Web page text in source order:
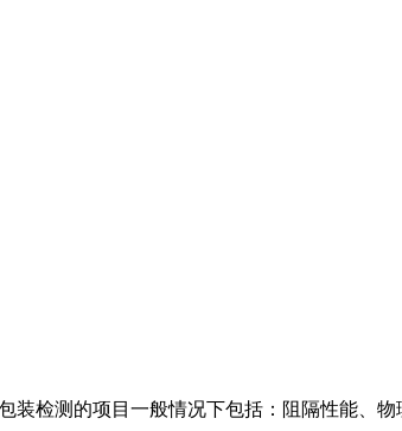
检测的项目一般情况下包括：阻隔性能、